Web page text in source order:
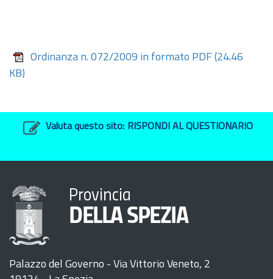
Ordinanza n. 072/2009 in formato PDF (24.46
KB)
Valuta questo sito: RISPONDI AL QUESTIONARIO
Provincia
DELLA SPEZIA
Palazzo del Governo - Via Vittorio Veneto, 2